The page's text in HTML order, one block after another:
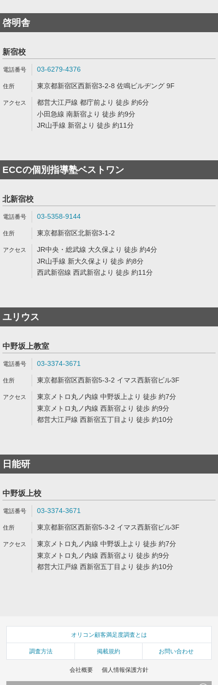
啓明舎
新宿校
03-6279-4376
東京都新宿区西新宿3-2-8 佐鳴ビルヂング 9F
都営大江戸線 都庁前より 徒歩 約6分
小田急線 南新宿より 徒歩 約9分
JR山手線 新宿より 徒歩 約11分
ECCの個別指導塾ベストワン
北新宿校
03-5358-9144
東京都新宿区北新宿3-1-2
JR中央・総武線 大久保より 徒歩 約4分
JR山手線 新大久保より 徒歩 約8分
西武新宿線 西武新宿より 徒歩 約11分
ユリウス
中野坂上教室
03-3374-3671
東京都新宿区西新宿5-3-2 イマス西新宿ビル3F
東京メトロ丸ノ内線 中野坂上より 徒歩 約7分
東京メトロ丸ノ内線 西新宿より 徒歩 約9分
都営大江戸線 西新宿五丁目より 徒歩 約10分
日能研
中野坂上校
03-3374-3671
東京都新宿区西新宿5-3-2 イマス西新宿ビル3F
東京メトロ丸ノ内線 中野坂上より 徒歩 約7分
東京メトロ丸ノ内線 西新宿より 徒歩 約9分
都営大江戸線 西新宿五丁目より 徒歩 約10分
オリコン顧客満足度調査とは
調査方法 掲載規約 お問い合わせ
会社概要 個人情報保護方針